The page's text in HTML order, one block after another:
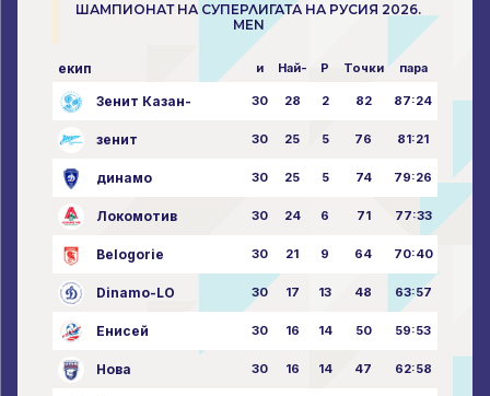
ШАМПИОНАТ НА СУПЕРЛИГАТА НА РУСИЯ 2026.
MEN
екип и Най- P Точки пара
Зенит Казан- 30 28 2 82 87:24
зенит 30 25 5 76 81:21
динамо 30 25 5 74 79:26
Локомотив 30 24 6 71 77:33
Belogorie 30 21 9 64 70:40
Dinamo-LO 30 17 13 48 63:57
Енисей 30 16 14 50 59:53
Нова 30 16 14 47 62:58